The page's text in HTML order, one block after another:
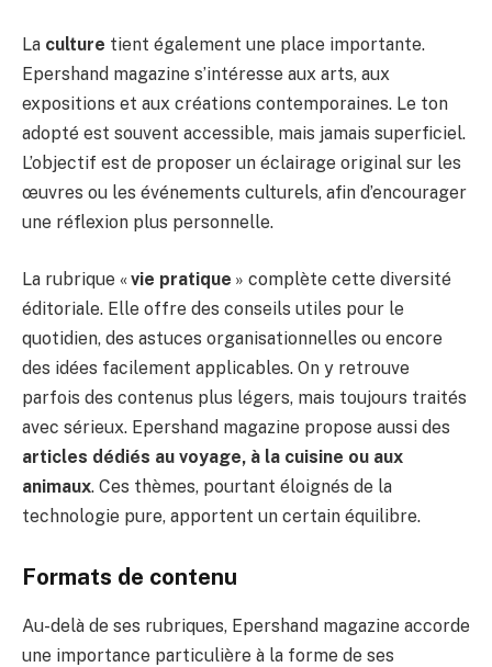
La culture tient également une place importante.
Epershand magazine s’intéresse aux arts, aux
expositions et aux créations contemporaines. Le ton
adopté est souvent accessible, mais jamais superficiel.
L’objectif est de proposer un éclairage original sur les
œuvres ou les événements culturels, afin d’encourager
une réflexion plus personnelle.
La rubrique «vie pratique » complète cette diversité
éditoriale. Elle offre des conseils utiles pour le
quotidien, des astuces organisationnelles ou encore
des idées facilement applicables. On y retrouve
parfois des contenus plus légers, mais toujours traités
avec sérieux. Epershand magazine propose aussi des
articles dédiés au voyage, à la cuisine ou aux
animaux. Ces thèmes, pourtant éloignés de la
technologie pure, apportent un certain équilibre.
Formats de contenu
Au-delà de ses rubriques, Epershand magazine accorde
une importance particulière à la forme de ses